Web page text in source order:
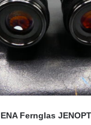
Fernglas